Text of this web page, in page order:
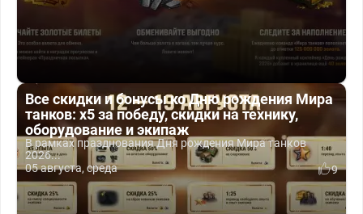
Все скидки и бонусы ко Дню рождения Мира
танков: x5 за победу, скидки на технику,
оборудование и экипаж
В рамках празднования Дня рождения Мира танков
2026...
05 августа, среда
9